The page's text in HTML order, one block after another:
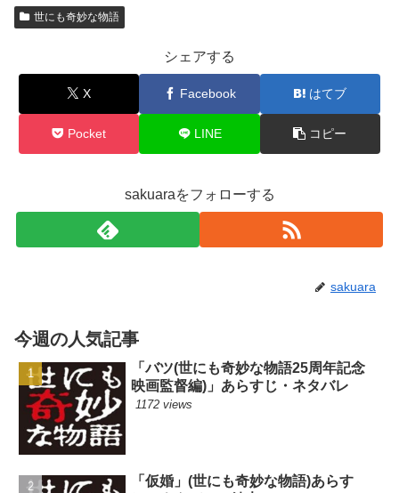
世にも奇妙な物語
シェアする
X Facebook はてブ
Pocket LINE コピー
sakuaraをフォローする
sakuara
今週の人気記事
「バツ(世にも奇妙な物語25周年記念
映画監督編)」あらすじ・ネタバレ
1172 views
「仮婚」(世にも奇妙な物語)あらす